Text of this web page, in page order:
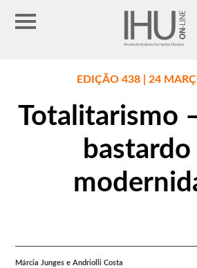
EDIÇÃO 438 | 24
Totalitarismo
bastardo
Márcia Junges e Andriolli Costa